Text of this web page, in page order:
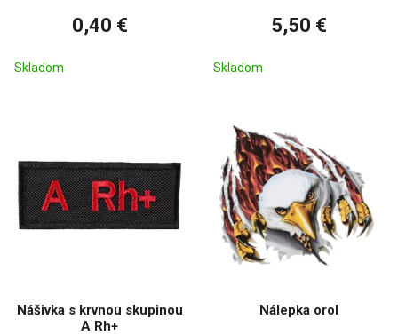
0,40 €
Skladom
5,50 €
Skladom
Nášivka s krvnou skupinou
A Rh+
Nálepka orol